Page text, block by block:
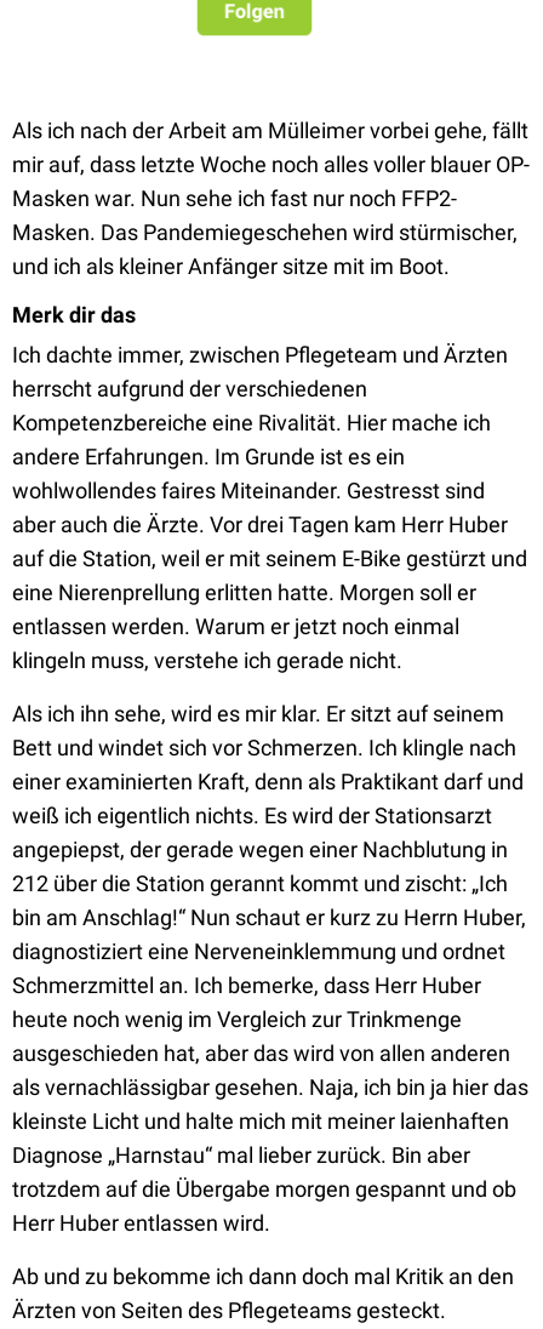
Als ich nach der Arbeit am Mülleimer vorbei gehe, fällt
mir auf, dass letzte Woche noch alles voller blauer OP-
Masken war. Nun sehe ich fast nur noch FFP2-
Masken. Das Pandemiegeschehen wird stürmischer,
und ich als kleiner Anfänger sitze mit im Boot.
Merk dir das
Ich dachte immer, zwischen Pflegeteam und Ärzten
herrscht aufgrund der verschiedenen
Kompetenzbereiche eine Rivalität. Hier mache ich
andere Erfahrungen. Im Grunde ist es ein
wohlwollendes faires Miteinander. Gestresst sind
aber auch die Ärzte. Vor drei Tagen kam Herr Huber
auf die Station, weil er mit seinem E-Bike gestürzt und
eine Nierenprellung erlitten hatte. Morgen soll er
entlassen werden. Warum er jetzt noch einmal
klingeln muss, verstehe ich gerade nicht.
Als ich ihn sehe, wird es mir klar. Er sitzt auf seinem
Bett und windet sich vor Schmerzen. Ich klingle nach
einer examinierten Kraft, denn als Praktikant darf und
weiß ich eigentlich nichts. Es wird der Stationsarzt
angepiepst, der gerade wegen einer Nachblutung in
212 über die Station gerannt kommt und zischt: „Ich
bin am Anschlag!“ Nun schaut er kurz zu Herrn Huber,
diagnostiziert eine Nerveneinklemmung und ordnet
Schmerzmittel an. Ich bemerke, dass Herr Huber
heute noch wenig im Vergleich zur Trinkmenge
ausgeschieden hat, aber das wird von allen anderen
als vernachlässigbar gesehen. Naja, ich bin ja hier das
kleinste Licht und halte mich mit meiner laienhaften
Diagnose „Harnstau“ mal lieber zurück. Bin aber
trotzdem auf die Übergabe morgen gespannt und ob
Herr Huber entlassen wird.
Ab und zu bekomme ich dann doch mal Kritik an den
Ärzten von Seiten des Pflegeteams gesteckt.